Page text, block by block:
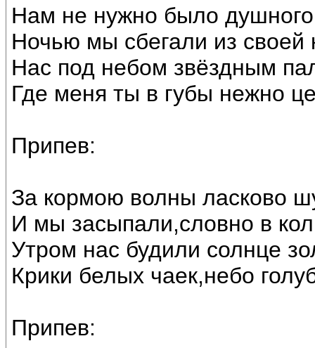
Нам не нужно было
Ночью мы сбегали из своей
Нас под небом звёздным
Где меня ты в губы нежно
Припев:
За кормою волны ласково
И мы засыпали,словно в
Утром нас будили солнце
Крики белых чаек,небо
Припев: